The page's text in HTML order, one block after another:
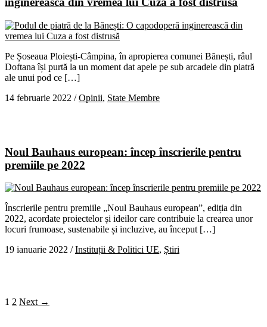
Pe Șoseaua Ploiești-Câmpina, în apropierea comunei Bănești, râul
Doftana își purtă la un moment dat apele pe sub arcadele din piatră
ale unui pod ce […]
14 februarie 2022 /Opinii, State Membre
Noul Bauhaus european: încep înscrierile pentru
premiile pe 2022
Înscrierile pentru premiile „Noul Bauhaus european”, ediția din
2022, acordate proiectelor și ideilor care contribuie la crearea unor
locuri frumoase, sustenabile și incluzive, au început […]
19 ianuarie 2022 /Instituții & Politici UE, Știri
1 2 Next →